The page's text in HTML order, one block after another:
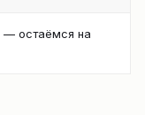
— остаёмся на